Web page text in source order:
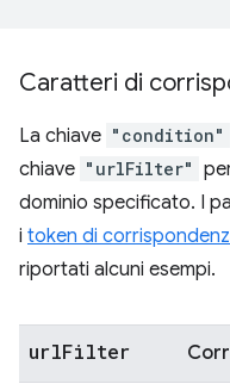
Caratteri di
La chiave "condition"
chiave "urlFilter"
dominio specificato. I
i token di
riportati alcuni esempi.
urlFilter